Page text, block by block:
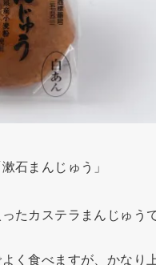
まんじゅう」
たカステラまんじゅう
く食べますが、かなり